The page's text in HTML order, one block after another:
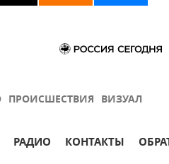
ПРОИСШЕСТВИЯ ВИЗУАЛ
РАДИО КОНТАКТЫ